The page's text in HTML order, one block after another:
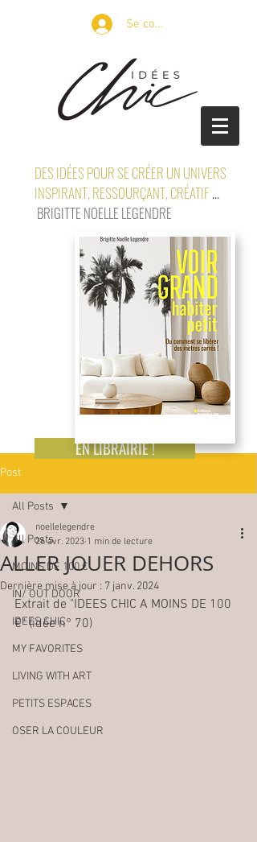
Se connecter
DES IDÉES POUR SE CRÉER UN UNIVERS
INSPIRANT, RESSOURÇANT, CRÉATIF ...
BRIGITTE NOELLE LEGENDRE
EN LIBRAIRIE !
Post
All Posts
MOINS DE 100 €
IN/ OUT DOOR
IDEES CHIC
MY FAVORITES
LIVING WITH ART
PETITS ESPACES
OSER LA COULEUR
All Posts
ALLER JOUER DEHORS
noellelegendre
26 avr. 2023 1 min de lecture
Dernière mise à jour : 7 janv. 2024
Extrait de "IDEES CHIC A MOINS DE 100
€" (idée n° 70)